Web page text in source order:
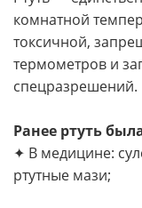
комнатной
токсичной,
термометров и
Ранее ртуть
✦ В медицине:
ртутные мази;